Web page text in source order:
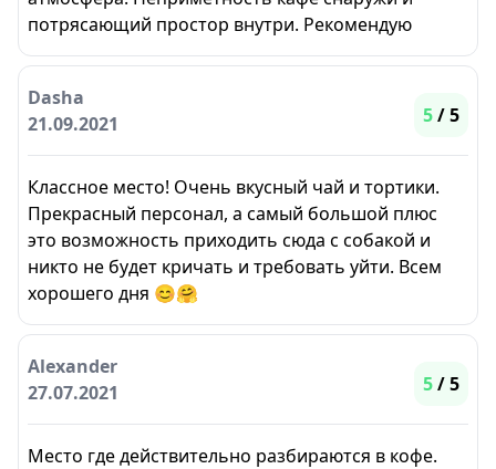
потрясающий простор внутри. Рекомендую
Dasha
21.09.2021
5/ 5
Классное место! Очень вкусный чай и тортики.
Прекрасный персонал, а самый большой плюс
это возможность приходить сюда с собакой и
никто не будет кричать и требовать уйти. Всем
хорошего дня 😊🤗
Alexander
27.07.2021
5/ 5
Место где действительно разбираются в кофе.